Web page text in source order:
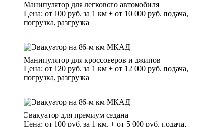
Манипулятор для легкового автомобиля
Цена: от 100 руб. за 1 км + от 10 000 руб. подача,
погрузка, разгрузка
Манипулятор для кроссоверов и джипов
Цена: от 120 руб. за 1 км + от 12 000 руб. подача,
погрузка, разгрузка
Эвакуатор для премиум седана
Цена: от 100 руб. за 1 км. + от 5 000 руб. подача,